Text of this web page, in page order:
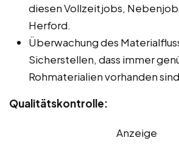
diesen Vollzeitjobs,
Herford.
Überwachung des
Sicherstellen, dass immer
Rohmaterialien vorhanden
Qualitätskontrolle:
Anzeige